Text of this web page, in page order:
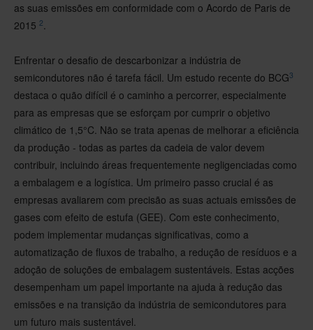
as suas emissões em conformidade com o Acordo de Paris de
2015 2.
Enfrentar o desafio de descarbonizar a indústria de
semicondutores não é tarefa fácil. Um estudo recente do BCG3
destaca o quão difícil é o caminho a percorrer, especialmente
para as empresas que se esforçam por cumprir o objetivo
climático de 1,5°C. Não se trata apenas de melhorar a eficiência
da produção - todas as partes da cadeia de valor devem
contribuir, incluindo áreas frequentemente negligenciadas como
a embalagem e a logística. Um primeiro passo crucial é as
empresas avaliarem com precisão as suas actuais emissões de
gases com efeito de estufa (GEE). Com este conhecimento,
podem implementar mudanças significativas, como a
automatização de fluxos de trabalho, a redução de resíduos e a
adoção de soluções de embalagem sustentáveis. Estas acções
desempenham um papel importante na ajuda à redução das
emissões e na transição da indústria de semicondutores para
um futuro mais sustentável.